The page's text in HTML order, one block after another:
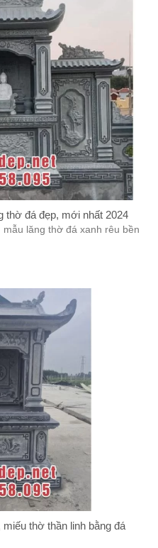
thờ đá đẹp, mới nhất 2024
lăng thờ đá xanh rêu bền
thờ thần linh bằng đá